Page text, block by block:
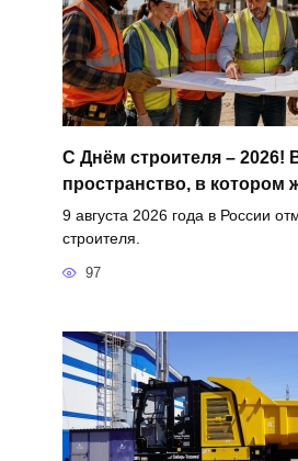
С Днём строителя – 2026!
пространство, в котором
9 августа 2026 года в России
строителя.
97